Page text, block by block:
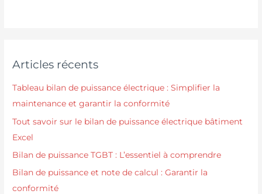
Articles récents
Tableau bilan de puissance électrique : Simplifier la
maintenance et garantir la conformité
Tout savoir sur le bilan de puissance électrique bâtiment
Excel
Bilan de puissance TGBT : L’essentiel à comprendre
Bilan de puissance et note de calcul : Garantir la
conformité